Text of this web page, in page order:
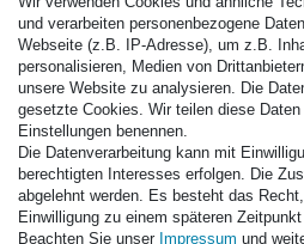
Paintball.de World
Paintball Shop International
Spares Shop North America
* Alle Preise inkl. ges. MwSt. zzgl.
Zahlungsarten
und verarbeiten personenbezogene
Webseite (z.B. IP-Adresse), um z.B.
personalisieren, Medien von
unsere Website zu analysieren. Die
gesetzte Cookies. Wir teilen diese
Einstellungen benennen.
Die Datenverarbeitung kann mit
berechtigten Interesses erfolgen. Die
abgelehnt werden. Es besteht das
Einwilligung zu einem späteren
Beachten Sie unser Impressum und